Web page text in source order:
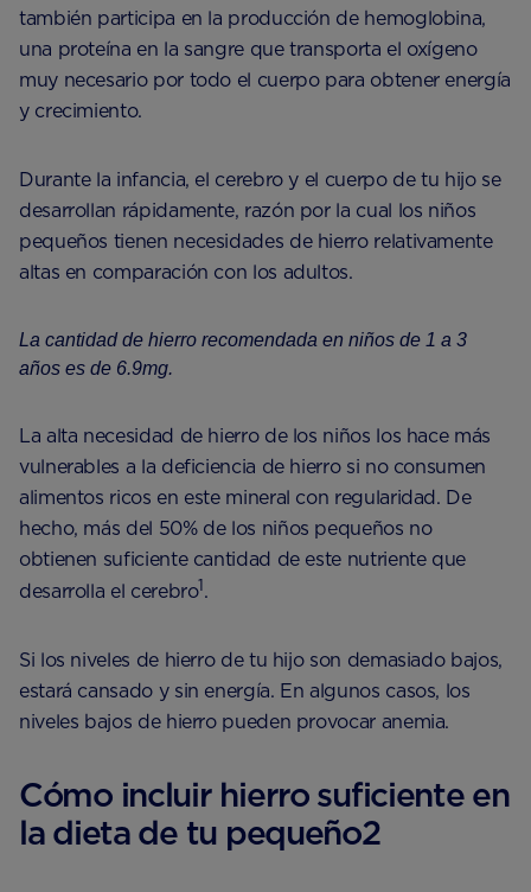
también participa en la producción de hemoglobina,
una proteína en la sangre que transporta el oxígeno
muy necesario por todo el cuerpo para obtener energía
y crecimiento.
Durante la infancia, el cerebro y el cuerpo de tu hijo se
desarrollan rápidamente, razón por la cual los niños
pequeños tienen necesidades de hierro relativamente
altas en comparación con los adultos.
La cantidad de hierro recomendada en niños de 1 a 3
años es de 6.9mg.
La alta necesidad de hierro de los niños los hace más
vulnerables a la deficiencia de hierro si no consumen
alimentos ricos en este mineral con regularidad. De
hecho, más del 50% de los niños pequeños no
obtienen suficiente cantidad de este nutriente que
desarrolla el cerebro1.
Si los niveles de hierro de tu hijo son demasiado bajos,
estará cansado ​​y sin energía. En algunos casos, los
niveles bajos de hierro pueden provocar anemia.
Cómo incluir hierro suficiente en
la dieta de tu pequeño2